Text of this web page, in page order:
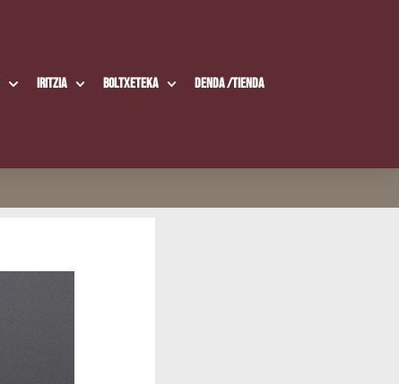
Iritzia Boltxe­te­ka Den­da /​Tien­da